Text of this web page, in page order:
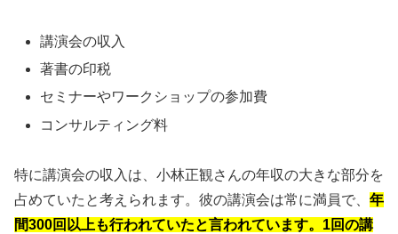
講演会の収入
著書の印税
セミナーやワークショップの参加費
コンサルティング料
特に講演会の収入は、小林正観さんの年収の大きな部分を
占めていたと考えられます。彼の講演会は常に満員で、 年
間300回以上も行われていたと言われています。1回の講